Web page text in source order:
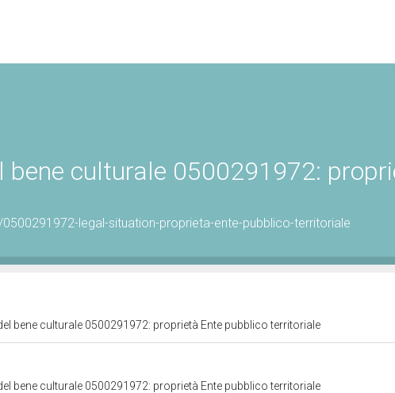
bene culturale 0500291972:
legal-situation-proprieta-ente-pubblico-territoriale
bene culturale 0500291972: proprietà Ente pubblico territoriale
bene culturale 0500291972: proprietà Ente pubblico territoriale